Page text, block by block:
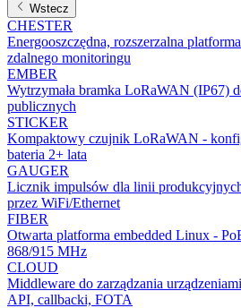
Wstecz
CHESTER
Energooszczędna, rozszerzalna
zdalnego monitoringu
EMBER
Wytrzymała bramka LoRaWAN (IP67)
publicznych
STICKER
Kompaktowy czujnik LoRaWAN -
bateria 2+ lata
GAUGER
Licznik impulsów dla linii
przez WiFi/Ethernet
FIBER
Otwarta platforma embedded Linux -
868/915 MHz
CLOUD
Middleware do zarządzania
API, callbacki, FOTA